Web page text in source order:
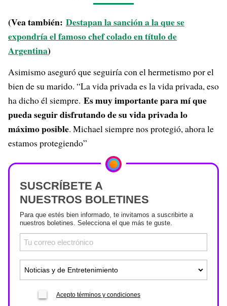
(Vea también: Destapan la sanción a la que se
expondría el famoso chef colado en título de
Argentina)
Asimismo aseguró que seguiría con el hermetismo por el
bien de su marido. “La vida privada es la vida privada, eso
ha dicho él siempre. Es muy importante para mí que
pueda seguir disfrutando de su vida privada lo
máximo posible. Michael siempre nos protegió, ahora le
estamos protegiendo”
SUSCRÍBETE A
NUESTROS BOLETINES
Para que estés bien informado, te invitamos a suscribirte a
nuestros boletines. Selecciona el que más te guste.
Acepto términos y condiciones